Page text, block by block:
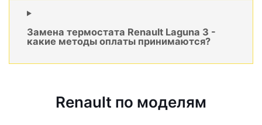
Замена термостата Renault Laguna 3 -
какие методы оплаты принимаются?
Renault по моделям